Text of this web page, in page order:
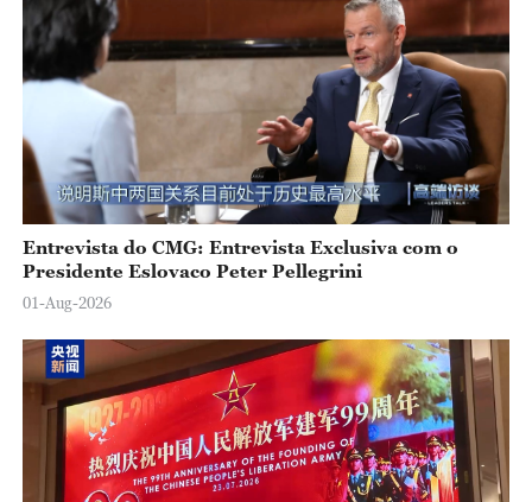
Entrevista do CMG: Entrevista Exclusiva com o
Presidente Eslovaco Peter Pellegrini
01-Aug-2026